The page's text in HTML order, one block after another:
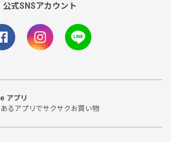
公式SNSアカウント
アプリ
るアプリでサクサクお買い物